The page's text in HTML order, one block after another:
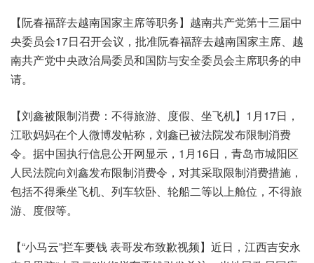
【阮春福辞去越南国家主席等职务】越南共产党第十三届中
央委员会17日召开会议，批准阮春福辞去越南国家主席、越
南共产党中央政治局委员和国防与安全委员会主席职务的申
请。
【刘鑫被限制消费：不得旅游、度假、坐飞机】1月17日，
江歌妈妈在个人微博发帖称，刘鑫已被法院发布限制消费
令。据中国执行信息公开网显示，1月16日，青岛市城阳区
人民法院向刘鑫发布限制消费令，对其采取限制消费措施，
包括不得乘坐飞机、列车软卧、轮船二等以上舱位，不得旅
游、度假等。
【“小马云”拦车要钱 表哥发布致歉视频】近日，江西吉安永